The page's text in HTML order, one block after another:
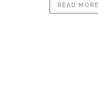
READ MORE